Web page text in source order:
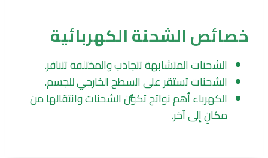
خصائص الشحنة الكهربائية
الشحنات المتشابهة تتجاذب والمختلفة تتنافر.
الشحنات تستقر على السطح الخارجي للجسم.
الكهرباء أهم نواتج تكوُّن الشحنات وانتقالها من
مكانٍ إلى آخر.